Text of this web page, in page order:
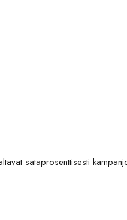
sataprosenttisesti